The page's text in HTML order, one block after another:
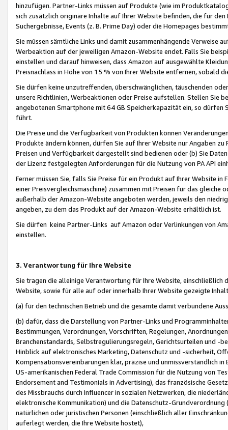
hinzufügen. Partner-Links müssen auf Produkte (wie im
sich zusätzlich originäre Inhalte auf Ihrer Website befinden, die für
Suchergebnisse, Events (z. B. Prime Day) oder die Homepages
Sie müssen sämtliche Links und damit zusammenhängende
Werbeaktion auf der jeweiligen Amazon-Website endet. Falls Sie
einstellen und darauf hinweisen, dass Amazon auf ausgewählte
Preisnachlass in Höhe von 15 % von Ihrer Website entfernen, sobald
Sie dürfen keine unzutreffenden, überschwänglichen, täuschenden
unsere Richtlinien, Werbeaktionen oder Preise aufstellen. Stellen Sie
angebotenen Smartphone mit 64 GB Speicherkapazität ein, so dürfen
führt.
Die Preise und die Verfügbarkeit von Produkten können
Produkte ändern können, dürfen Sie auf Ihrer Website nur Angaben
Preisen und Verfügbarkeit dargestellt sind bedienen oder (b) Sie
der Lizenz festgelegten Anforderungen für die Nutzung von PA API
Ferner müssen Sie, falls Sie Preise für ein Produkt auf Ihrer Website
einer Preisvergleichsmaschine) zusammen mit Preisen für das
außerhalb der Amazon-Website angeboten werden, jeweils den
angeben, zu dem das Produkt auf der Amazon-Website erhältlich ist.
Sie dürfen keine Partner-Links auf Amazon oder Verlinkungen von
einstellen.
3. Verantwortung für Ihre Website
Sie tragen die alleinige Verantwortung für Ihre Website,
Website, sowie für alle auf oder innerhalb Ihrer Website gezeigte
(a) für den technischen Betrieb und die gesamte damit verbundene
(b) dafür, dass die Darstellung von Partner-Links und
Bestimmungen, Verordnungen, Vorschriften, Regelungen,
Branchenstandards, Selbstregulierungsregeln, Gerichtsurteilen und -
Hinblick auf elektronisches Marketing, Datenschutz und -sicherheit,
Kompensationsvereinbarungen klar, präzise und unmissverständlich
US-amerikanischen Federal Trade Commission für die Nutzung von
Endorsement and Testimonials in Advertising), das französische
des Missbrauchs durch Influencer in sozialen Netzwerken, die
elektronische Kommunikation) und die Datenschutz-
natürlichen oder juristischen Personen (einschließlich aller
auferlegt werden, die Ihre Website hostet),